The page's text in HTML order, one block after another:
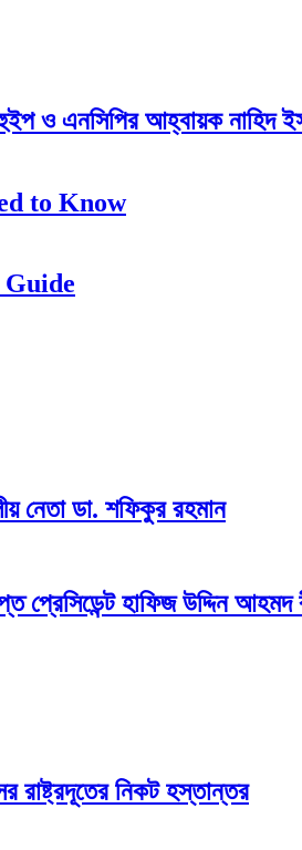
ও এনসিপির আহ্বায়ক নাহিদ
to Know
Guide
নেতা ডা. শফিকুর রহমান
প্রেসিডেন্ট হাফিজ উদ্দিন আহমদ
রাষ্ট্রদূতের নিকট হস্তান্তর